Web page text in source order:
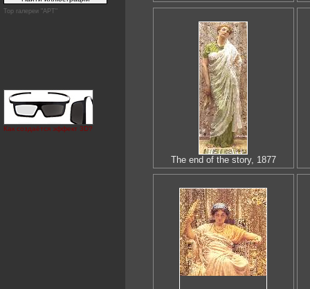
Top галереи "АРТ"
Как создаётся эффект 3D?
The end of the story, 1877